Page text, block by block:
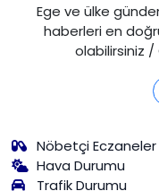
Ege ve ülke
haberleri en
olabilirsiniz /
Nöbetçi Eczaneler
Hava Durumu
Trafik Durumu